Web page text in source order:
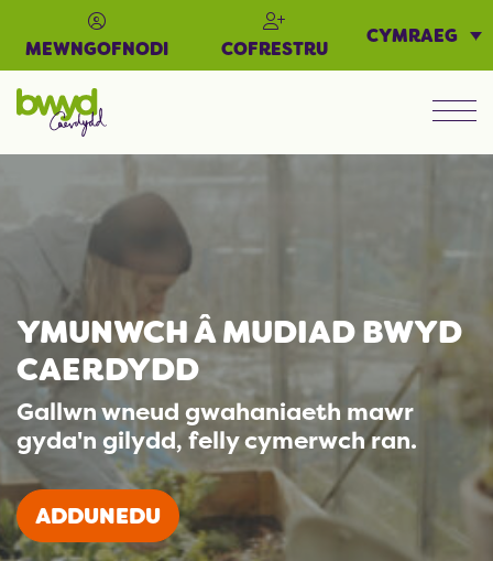
MEWNGOFNODI COFRESTRU
CYMRAEG
YMUNWCH Â MUDIAD BWYD
CAERDYDD
Gallwn wneud gwahaniaeth mawr
gyda'n gilydd, felly cymerwch ran.
ADDUNEDU